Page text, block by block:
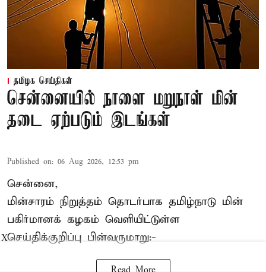
தமிழக செய்திகள்
சென்னையில் நாளை மறுநாள் மின்
தடை ஏற்படும் இடங்கள்
Published on: 06 Aug 2026, 12:53 pm
சென்னை,
மின்சாரம் நிறுத்தம் தொடர்பாக தமிழ்நாடு மின்
பகிர்மானக் கழகம் வெளியிட்டுள்ள
செய்திக்குறிப்பு பின்வருமாறு:-
X